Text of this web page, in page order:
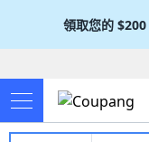
領取您的 $200